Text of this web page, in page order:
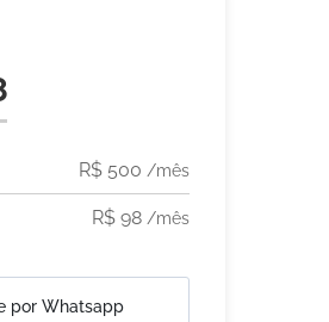
R$ 500 /mês
R$ 98 /mês
por Whatsapp